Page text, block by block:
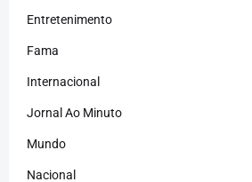
Entretenimento
Fama
Internacional
Jornal Ao Minuto
Mundo
Nacional